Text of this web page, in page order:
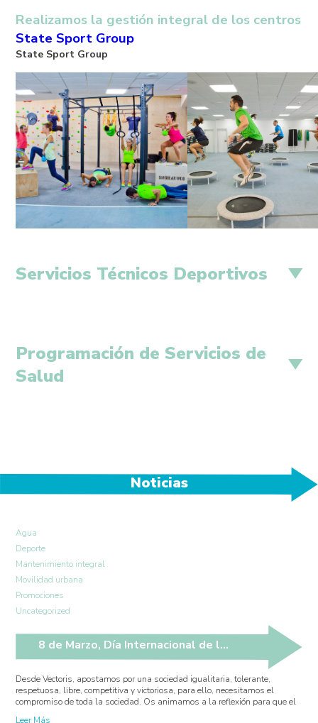
Realizamos la gestión integral de los centros
State Sport Group
State Sport Group
Servicios Técnicos Deportivos
Programación de Servicios de
Salud
Noticias
Agua
Deporte
Mantenimiento integral
Movilidad urbana
Promociones
Uncategorized
8 de Marzo, Día Internacional de la Mujer
Desde Vectoris, apostamos por una sociedad igualitaria, tolerante,
respetuosa, libre, competitiva y victoriosa, para ello, necesitamos el
compromiso de toda la sociedad. Os animamos a la reflexión para que el
Leer Más